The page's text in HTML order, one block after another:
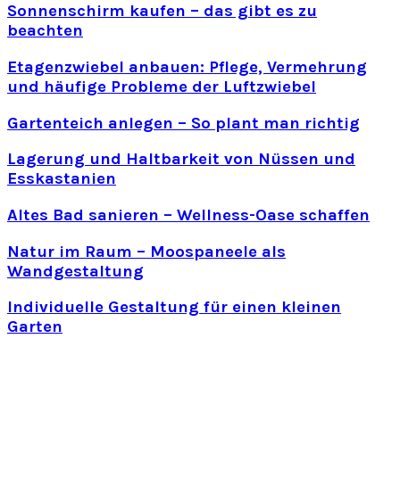
Sonnenschirm kaufen – das gibt es zu
beachten
Etagenzwiebel anbauen: Pflege, Vermehrung
und häufige Probleme der Luftzwiebel
Gartenteich anlegen – So plant man richtig
Lagerung und Haltbarkeit von Nüssen und
Esskastanien
Altes Bad sanieren – Wellness-Oase schaffen
Natur im Raum – Moospaneele als
Wandgestaltung
Individuelle Gestaltung für einen kleinen
Garten